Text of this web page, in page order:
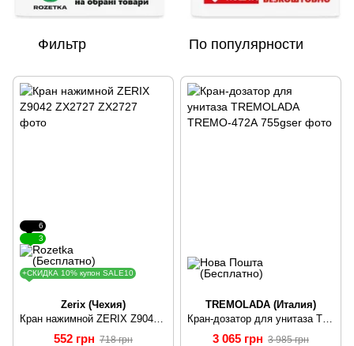
Фильтр По популярности
6
3
+СКИДКА 10% купон SALE10
Zerix (Чехия)
Кран нажимной ZERIX Z9042 ZX2727
552 грн 718 грн
TREMOLADA (Италия)
Кран-дозатор для унитаза TREMOLADA ТREMO-472А
3 065 грн 3 985 грн